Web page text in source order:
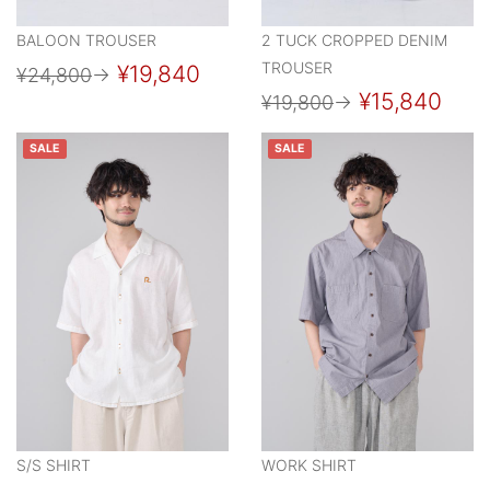
BALOON TROUSER
¥24,800→ ¥19,840
2 TUCK CROPPED DENIM
TROUSER
¥19,800→ ¥15,840
SALE
S/S SHIRT
SALE
WORK SHIRT